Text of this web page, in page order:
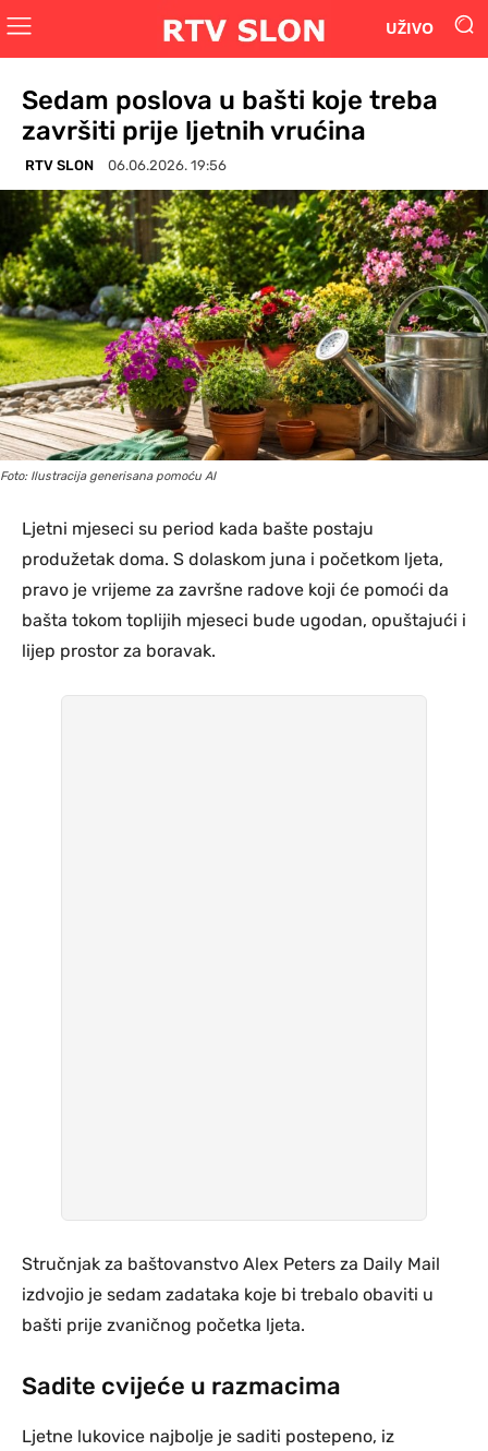
UŽIVO
Sedam poslova u bašti koje treba
završiti prije ljetnih vrućina
RTV SLON 06.06.2026. 19:56
Foto: Ilustracija generisana pomoću AI
Ljetni mjeseci su period kada bašte postaju
produžetak doma. S dolaskom juna i početkom ljeta,
pravo je vrijeme za završne radove koji će pomoći da
bašta tokom toplijih mjeseci bude ugodan, opuštajući i
lijep prostor za boravak.
Stručnjak za baštovanstvo Alex Peters za Daily Mail
izdvojio je sedam zadataka koje bi trebalo obaviti u
bašti prije zvaničnog početka ljeta.
Sadite cvijeće u razmacima
Ljetne lukovice najbolje je saditi postepeno, iz